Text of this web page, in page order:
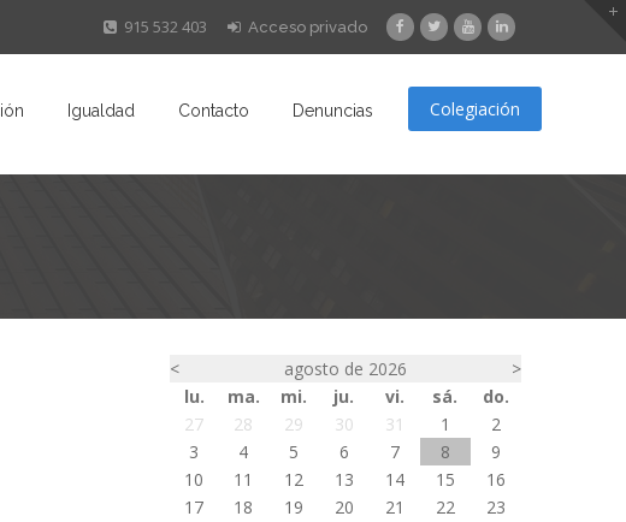
915 532 403 Acceso privado
Igualdad Contacto Denuncias Colegiación
< agosto de 2026
>
lu.
ma. mi. ju. vi. sá.
do.
27
28 29 30 31 1
2
3
4 5 6 7 8
9
10
11 12 13 14 15
16
17
18 19 20 21 22
23